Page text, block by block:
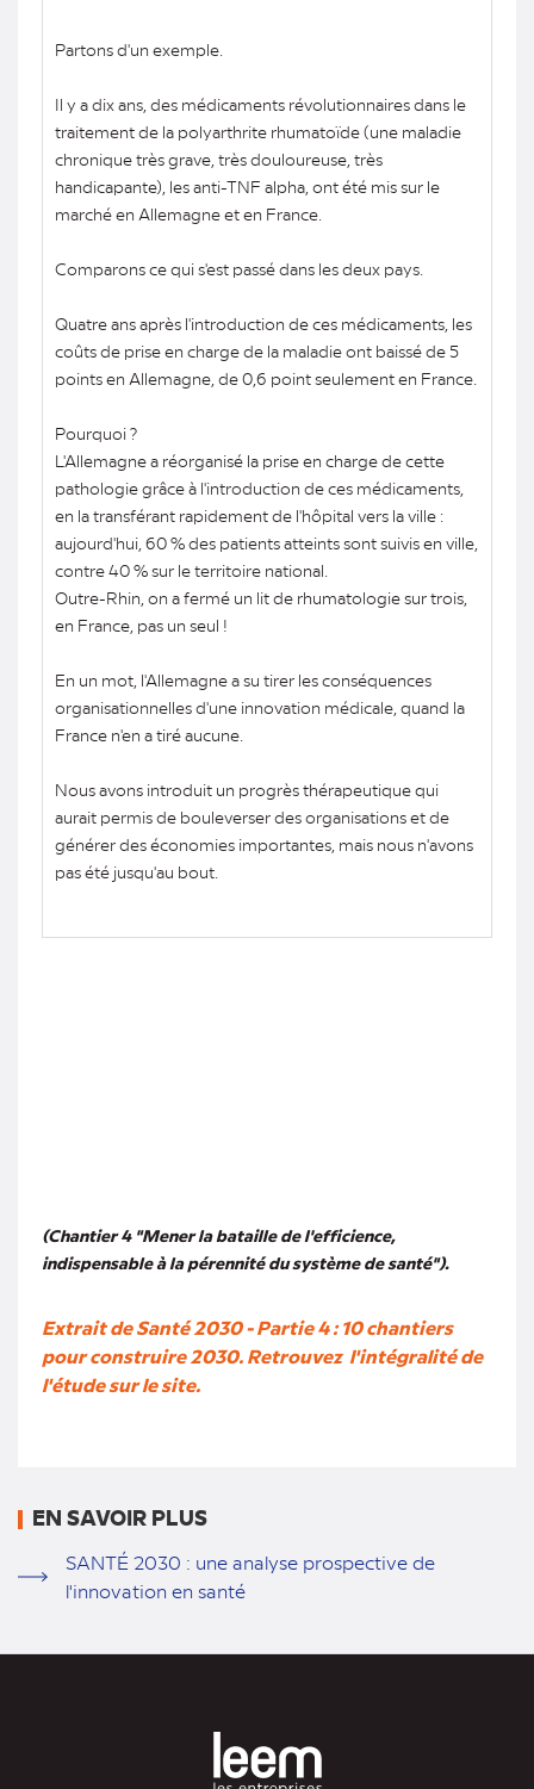
Partons d'un exemple.
Il y a dix ans, des médicaments révolutionnaires dans le
traitement de la polyarthrite rhumatoïde (une maladie
chronique très grave, très douloureuse, très
handicapante), les anti-TNF alpha, ont été mis sur le
marché en Allemagne et en France.
Comparons ce qui s'est passé dans les deux pays.
Quatre ans après l'introduction de ces médicaments, les
coûts de prise en charge de la maladie ont baissé de 5
points en Allemagne, de 0,6 point seulement en France.
Pourquoi ?
L'Allemagne a réorganisé la prise en charge de cette
pathologie grâce à l'introduction de ces médicaments,
en la transférant rapidement de l'hôpital vers la ville :
aujourd'hui, 60 % des patients atteints sont suivis en ville,
contre 40 % sur le territoire national.
Outre-Rhin, on a fermé un lit de rhumatologie sur trois,
en France, pas un seul !
En un mot, l'Allemagne a su tirer les conséquences
organisationnelles d'une innovation médicale, quand la
France n'en a tiré aucune.
Nous avons introduit un progrès thérapeutique qui
aurait permis de bouleverser des organisations et de
générer des économies importantes, mais nous n'avons
pas été jusqu'au bout.
(Chantier 4 "Mener la bataille de l'efficience,
indispensable à la pérennité du système de santé").
Extrait de Santé 2030 - Partie 4 : 10 chantiers
pour construire 2030. Retrouvez l'intégralité de
l'étude sur le site.
EN SAVOIR PLUS
SANTÉ 2030 : une analyse prospective de
l'innovation en santé